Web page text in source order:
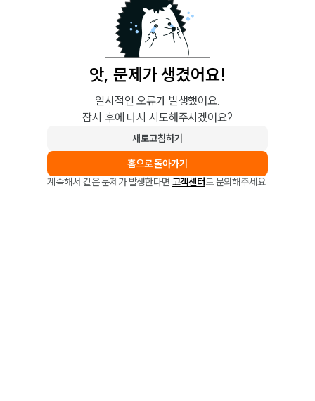
앗, 문제가 생겼어요!
일시적인 오류가 발생했어요.
잠시 후에 다시 시도해주시겠어요?
새로고침하기
홈으로 돌아가기
계속해서 같은 문제가 발생한다면 고객센터로 문의해주세요.